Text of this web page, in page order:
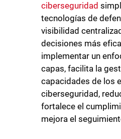
ciberseguridad
tecnologías de
visibilidad
decisiones más
implementar un
capas, facilita la
capacidades de los
ciberseguridad,
fortalece el
mejora el